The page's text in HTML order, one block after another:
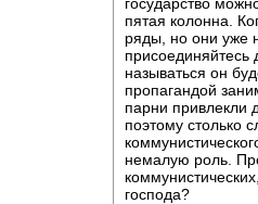
пятая колонна.
ряды, но они уже
называться он
пропагандой
парни привлекли
поэтому столько
немалую роль.
господа?